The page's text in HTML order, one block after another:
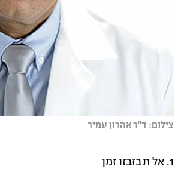
צילום: ד''ר אהרון עמיר
1. אל תבזבזו זמן